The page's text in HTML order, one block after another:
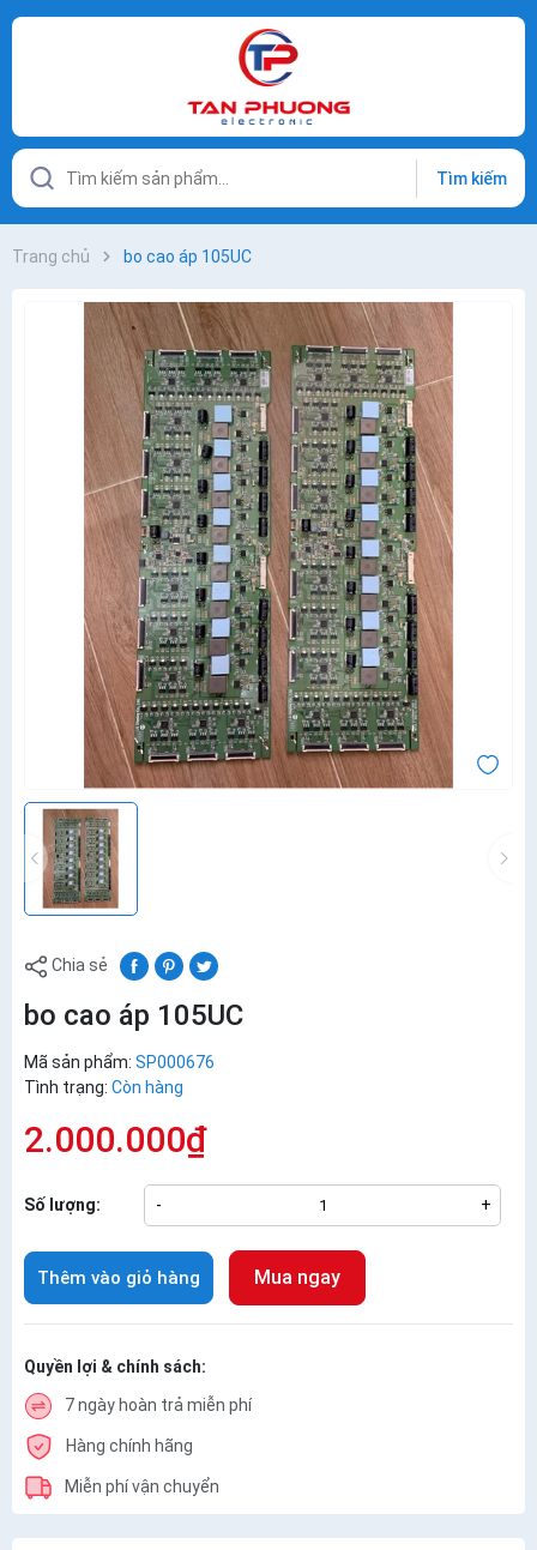
Tìm kiếm
Trang chủ bo cao áp 105UC
Chia sẻ
bo cao áp 105UC
Mã sản phẩm: SP000676
Tình trạng: Còn hàng
2.000.000₫
Số lượng: - +
Thêm vào giỏ hàng Mua ngay
Quyền lợi & chính sách:
7 ngày hoàn trả miễn phí
Hàng chính hãng
Miễn phí vận chuyển